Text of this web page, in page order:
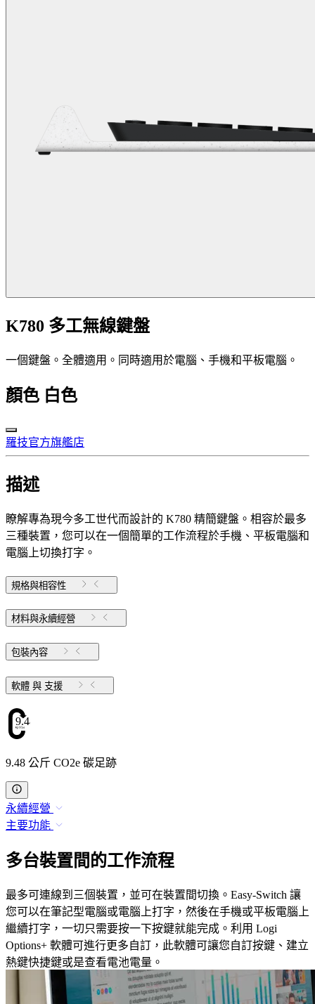
K780 多工無線鍵盤
一個鍵盤。全體適用。同時適用於電腦、手機和平板電腦。
顏色 白色
羅技官方旗艦店
描述
瞭解專為現今多工世代而設計的 K780 精簡鍵盤。相容於最多
三種裝置，您可以在一個簡單的工作流程於手機、平板電腦和
電腦上切換打字。
規格與相容性
材料與永續經營
包裝內容
軟體 與 支援
9.48
9.48 公斤 CO2e 碳足跡
永續經營
主要功能
多台裝置間的工作流程
最多可連線到三個裝置，並可在裝置間切換。Easy-Switch 讓
您可以在筆記型電腦或電腦上打字，然後在手機或平板電腦上
繼續打字，一切只需要按一下按鍵就能完成。利用 Logi
Options+ 軟體可進行更多自訂，此軟體可讓您自訂按鍵、建立
熱鍵快捷鍵或是查看電池電量。